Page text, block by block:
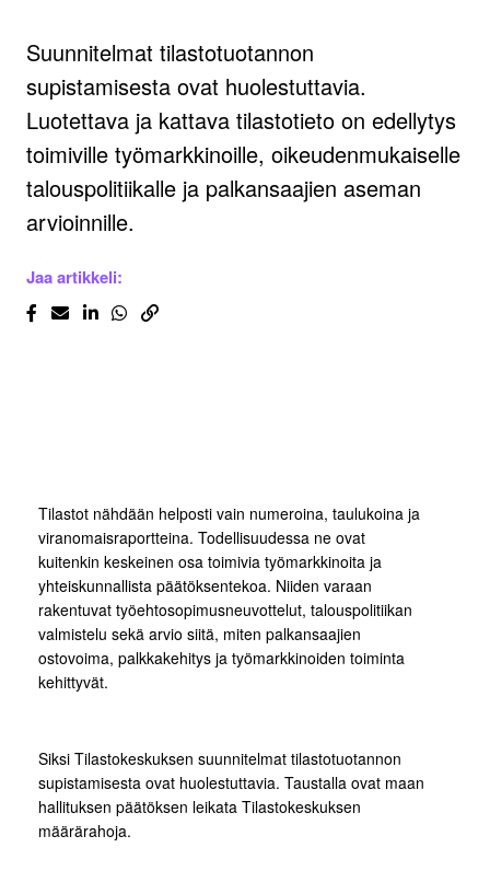
Suunnitelmat tilastotuotannon
supistamisesta ovat huolestuttavia.
Luotettava ja kattava tilastotieto on edellytys
toimiville työmarkkinoille, oikeudenmukaiselle
talouspolitiikalle ja palkansaajien aseman
arvioinnille.
Jaa artikkeli:
Tilastot nähdään helposti vain numeroina, taulukoina ja
viranomaisraportteina. Todellisuudessa ne ovat
kuitenkin keskeinen osa toimivia työmarkkinoita ja
yhteiskunnallista päätöksentekoa. Niiden varaan
rakentuvat työehtosopimusneuvottelut, talouspolitiikan
valmistelu sekä arvio siitä, miten palkansaajien
ostovoima, palkkakehitys ja työmarkkinoiden toiminta
kehittyvät.
Siksi Tilastokeskuksen suunnitelmat tilastotuotannon
supistamisesta ovat huolestuttavia. Taustalla ovat maan
hallituksen päätöksen leikata Tilastokeskuksen
määrärahoja.